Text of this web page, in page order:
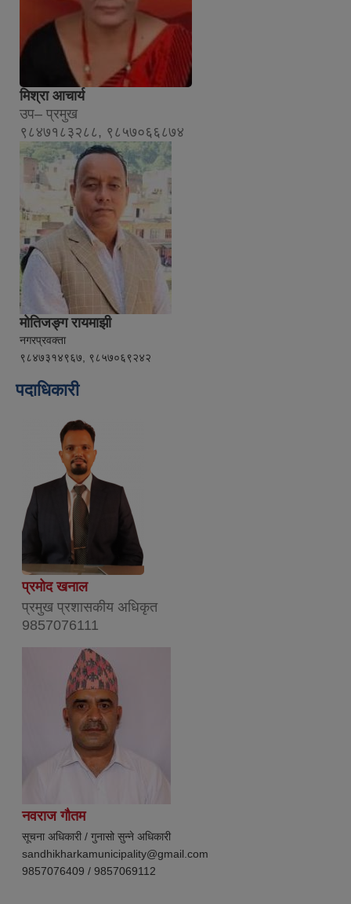
मिश्रा आचार्य
उप– प्रमुख
९८४७१८३२८८, ९८५७०६६८७४
मोतिजङ्ग रायमाझी
नगरप्रवक्ता
९८४७३१४९६७, ९८५७०६९२४२
पदाधिकारी
प्रमोद खनाल
प्रमुख प्रशासकीय अधिकृत
9857076111
नवराज गाैतम
सूचना अधिकारी / गुनासो सुन्ने अधिकारी
sandhikharkamunicipality@gmail.com
9857076409 / 9857069112